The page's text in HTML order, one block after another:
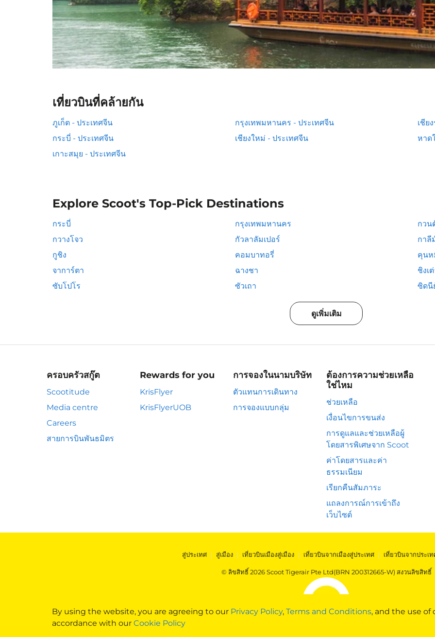
By using the website, you are agreeing to our Privacy Policy, Terms and Conditions, and the use of
accordance with our Cookie Policy
เที่ยวบินที่คล้ายกัน
ภูเก็ต - ประเทศจีน กรุงเทพมหานคร - ประเทศจีน
เชีย
กระบี่ - ประเทศจีน
เชียงใหม่ - ประเทศจีน
หาด
เกาะสมุย - ประเทศจีน
Explore Scoot's Top-Pick Destinations
กระบี่ กรุงเทพมหานคร
กวน
กวางโจว
กัวลาลัมเปอร์
กาลี
กูชิง
คอมบาทอรี่
คุนห
จาการ์ตา
ฉางชา
ชิงเ
ซับโปโร
ซัวเถา ซิดนี
ดูเพิ่มเติม
ครอบครัวสกู๊ต
Scootitude
Media centre
Careers
สายการบินพันธมิตร
Rewards for you
KrisFlyer
KrisFlyerUOB
การจองในนามบริษัท
ตัวแทนการเดินทาง
การจองแบบกลุ่ม
ต้องการความช่วยเหลือ
ใช่ไหม
ช่วยเหลือ
เงื่อนไขการขนส่ง
การดูแลและช่วยเหลือผู้
โดยสารพิเศษจาก Scoot
ค่าโดยสารและค่า
ธรรมเนียม
เรียกคืนสัมภาระ
แถลงการณ์การเข้าถึง
เว็บไซต์
สู่ประเทศ | สู่เมือง | เที่ยวบินเมืองสู่เมือง | เที่ยวบินจากเมืองสู่ประเทศ | เที่ยวบินจากประเท
© ลิขสิทธิ์ 2026 Scoot Tigerair Pte Ltd(BRN 200312665-W) สงวนลิขสิทธิ์